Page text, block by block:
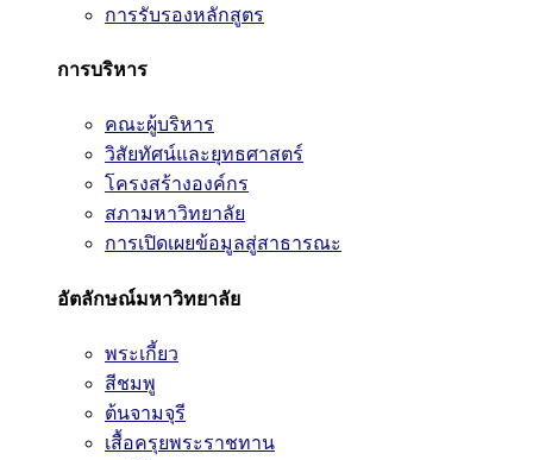
การรับรองหลักสูตร
การบริหาร
คณะผู้บริหาร
วิสัยทัศน์และยุทธศาสตร์
โครงสร้างองค์กร
สภามหาวิทยาลัย
การเปิดเผยข้อมูลสู่สาธารณะ
อัตลักษณ์มหาวิทยาลัย
พระเกี้ยว
สีชมพู
ต้นจามจุรี
เสื้อครุยพระราชทาน